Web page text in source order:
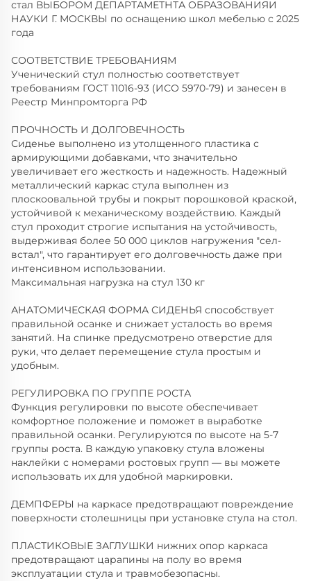
стал ВЫБОРОМ ДЕПАРТАМЕТНТА ОБРАЗОВАНИЯИ
НАУКИ Г. МОСКВЫ по оснащению школ мебелью с 2025
года
СООТВЕТСТВИЕ ТРЕБОВАНИЯМ
Ученический стул полностью соответствует
требованиям ГОСТ 11016-93 (ИСО 5970-79) и занесен в
Реестр Минпромторга РФ
ПРОЧНОСТЬ И ДОЛГОВЕЧНОСТЬ
Сиденье выполнено из утолщенного пластика с
армирующими добавками, что значительно
увеличивает его жесткость и надежность. Надежный
металлический каркас стула выполнен из
плоскоовальной трубы и покрыт порошковой краской,
устойчивой к механическому воздействию. Каждый
стул проходит строгие испытания на устойчивость,
выдерживая более 50 000 циклов нагружения "сел-
встал", что гарантирует его долговечность даже при
интенсивном использовании.
Максимальная нагрузка на стул 130 кг
АНАТОМИЧЕСКАЯ ФОРМА СИДЕНЬЯ способствует
правильной осанке и снижает усталость во время
занятий. На спинке предусмотрено отверстие для
руки, что делает перемещение стула простым и
удобным.
РЕГУЛИРОВКА ПО ГРУППЕ РОСТА
Функция регулировки по высоте обеспечивает
комфортное положение и поможет в выработке
правильной осанки. Регулируются по высоте на 5-7
группы роста. В каждую упаковку стула вложены
наклейки с номерами ростовых групп — вы можете
использовать их для удобной маркировки.
ДЕМПФЕРЫ на каркасе предотвращают повреждение
поверхности столешницы при установке стула на стол.
ПЛАСТИКОВЫЕ ЗАГЛУШКИ нижних опор каркаса
предотвращают царапины на полу во время
эксплуатации стула и травмобезопасны.